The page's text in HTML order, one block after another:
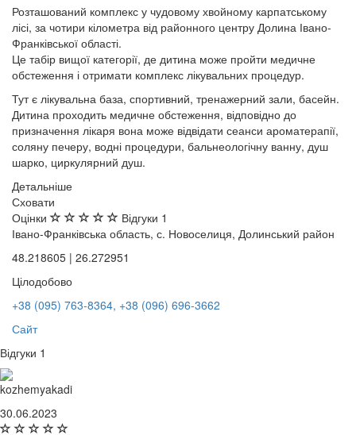
Розташований комплекс у чудовому хвойному карпатському
лісі, за чотири кілометра від районного центру Долина Івано-
Франківської області.
Це табір вищої категорії, де дитина може пройти медичне
обстеження і отримати комплекс лікувальних процедур.
Тут є лікувальна база, спортивний, тренажерний зали, басейн.
Дитина проходить медичне обстеження, відповідно до
призначення лікаря вона може відвідати сеанси ароматерапії,
соляну печеру, водні процедури, бальнеологічну ванну, душ
шарко, циркулярний душ.
Детальніше
Сховати
Оцінки
Відгуки 1
Івано-Франківська область, с. Новоселиця, Долинський район
48.218605 | 26.272951
Цілодобово
+38 (095) 763-8364, +38 (096) 696-3662
Сайт
Відгуки 1
kozhemyakadi
30.06.2023